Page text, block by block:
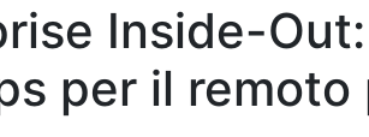
Inside-
per il remoto